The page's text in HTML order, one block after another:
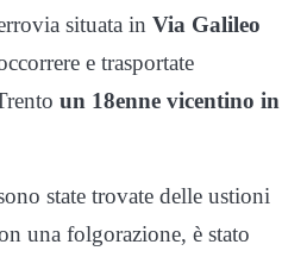
situata in Via Galileo
e trasportate
un 18enne vicentino in
state trovate delle ustioni
una folgorazione, è stato